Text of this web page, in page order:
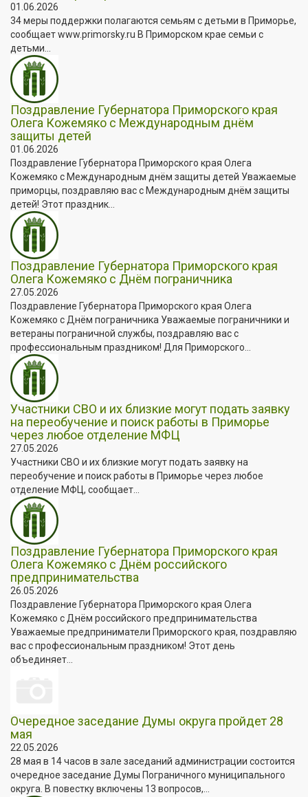
01.06.2026
34 меры поддержки полагаются семьям с детьми в Приморье,
сообщает www.primorsky.ru В Приморском крае семьи с
детьми...
Поздравление Губернатора Приморского края
Олега Кожемяко с Международным днём
защиты детей
01.06.2026
Поздравление Губернатора Приморского края Олега
Кожемяко с Международным днём защиты детей Уважаемые
приморцы, поздравляю вас с Международным днём защиты
детей! Этот праздник...
Поздравление Губернатора Приморского края
Олега Кожемяко с Днём пограничника
27.05.2026
Поздравление Губернатора Приморского края Олега
Кожемяко с Днём пограничника Уважаемые пограничники и
ветераны пограничной службы, поздравляю вас с
профессиональным праздником! Для Приморского...
Участники СВО и их близкие могут подать заявку
на переобучение и поиск работы в Приморье
через любое отделение МФЦ
27.05.2026
Участники СВО и их близкие могут подать заявку на
переобучение и поиск работы в Приморье через любое
отделение МФЦ, сообщает...
Поздравление Губернатора Приморского края
Олега Кожемяко с Днём российского
предпринимательства
26.05.2026
Поздравление Губернатора Приморского края Олега
Кожемяко с Днём российского предпринимательства
Уважаемые предприниматели Приморского края, поздравляю
вас с профессиональным праздником! Этот день
объединяет...
Очередное заседание Думы округа пройдет 28
мая
22.05.2026
28 мая в 14 часов в зале заседаний администрации состоится
очередное заседание Думы Пограничного муниципального
округа. В повестку включены 13 вопросов,...